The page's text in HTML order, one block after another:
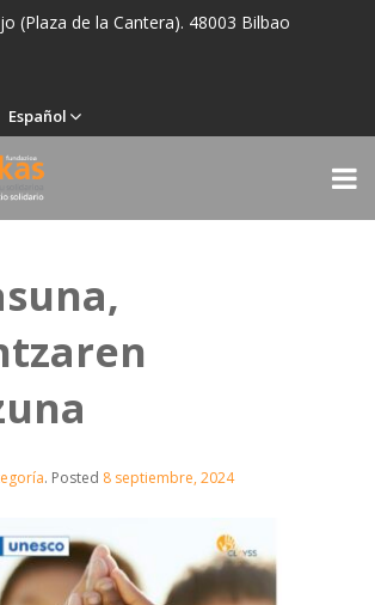
(Plaza de la Cantera). 48003 Bilbao
Español
. Posted 8 septiembre, 2024